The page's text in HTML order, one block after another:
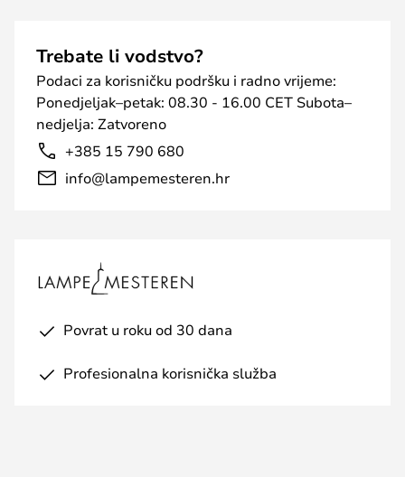
Trebate li vodstvo?
Podaci za korisničku podršku i radno vrijeme:
Ponedjeljak–petak: 08.30 - 16.00 CET Subota–
nedjelja: Zatvoreno
+385 15 790 680
info@lampemesteren.hr
Povrat u roku od 30 dana
Profesionalna korisnička služba